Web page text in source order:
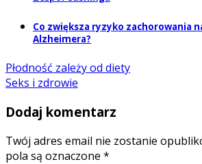
Co zwiększa ryzyko zachorowania
Alzheimera?
Płodność zależy od diety
Seks i zdrowie
Dodaj komentarz
Twój adres email nie zostanie
pola są oznaczone *